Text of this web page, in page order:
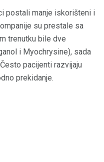
postali manje iskorišteni i
su prestale sa
trenutku bile dve
i Myochrysine), sada
pacijenti razvijaju
prekidanje.